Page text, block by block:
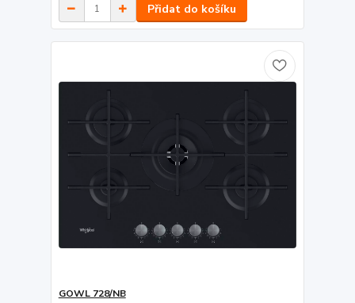
Přidat do košíku
GOWL 728/NB